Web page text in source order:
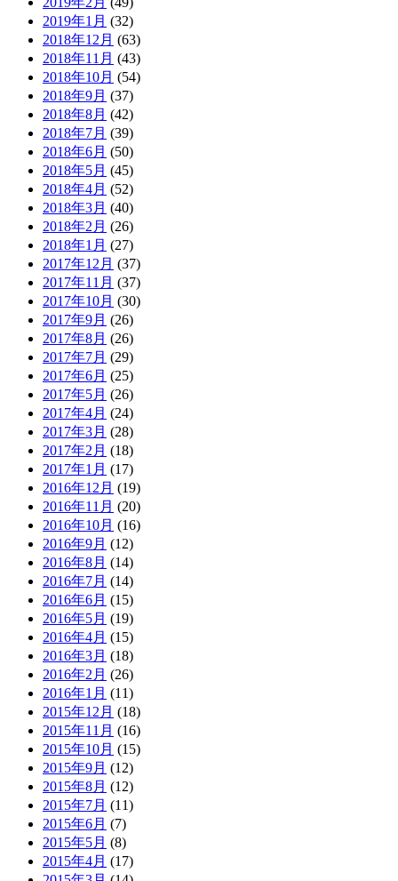
2019年1月 (32)
2018年12月 (63)
2018年11月 (43)
2018年10月 (54)
2018年9月 (37)
2018年8月 (42)
2018年7月 (39)
2018年6月 (50)
2018年5月 (45)
2018年4月 (52)
2018年3月 (40)
2018年2月 (26)
2018年1月 (27)
2017年12月 (37)
2017年11月 (37)
2017年10月 (30)
2017年9月 (26)
2017年8月 (26)
2017年7月 (29)
2017年6月 (25)
2017年5月 (26)
2017年4月 (24)
2017年3月 (28)
2017年2月 (18)
2017年1月 (17)
2016年12月 (19)
2016年11月 (20)
2016年10月 (16)
2016年9月 (12)
2016年8月 (14)
2016年7月 (14)
2016年6月 (15)
2016年5月 (19)
2016年4月 (15)
2016年3月 (18)
2016年2月 (26)
2016年1月 (11)
2015年12月 (18)
2015年11月 (16)
2015年10月 (15)
2015年9月 (12)
2015年8月 (12)
2015年7月 (11)
2015年6月 (7)
2015年5月 (8)
2015年4月 (17)